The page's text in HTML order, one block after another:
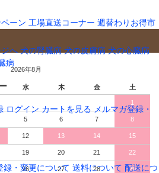
ーン 工場直送コーナー 週替わりお得市
へ 犬の腎臓病 犬の皮膚病 犬の心臓病
病
ログイン カートを見る メルマガ登録・
録・変更について 送料について 配送につ
2026年8月
水 木 金 土
1
5 6 7 8
12 13 14 15
19 20 21 22
26 27 28 29